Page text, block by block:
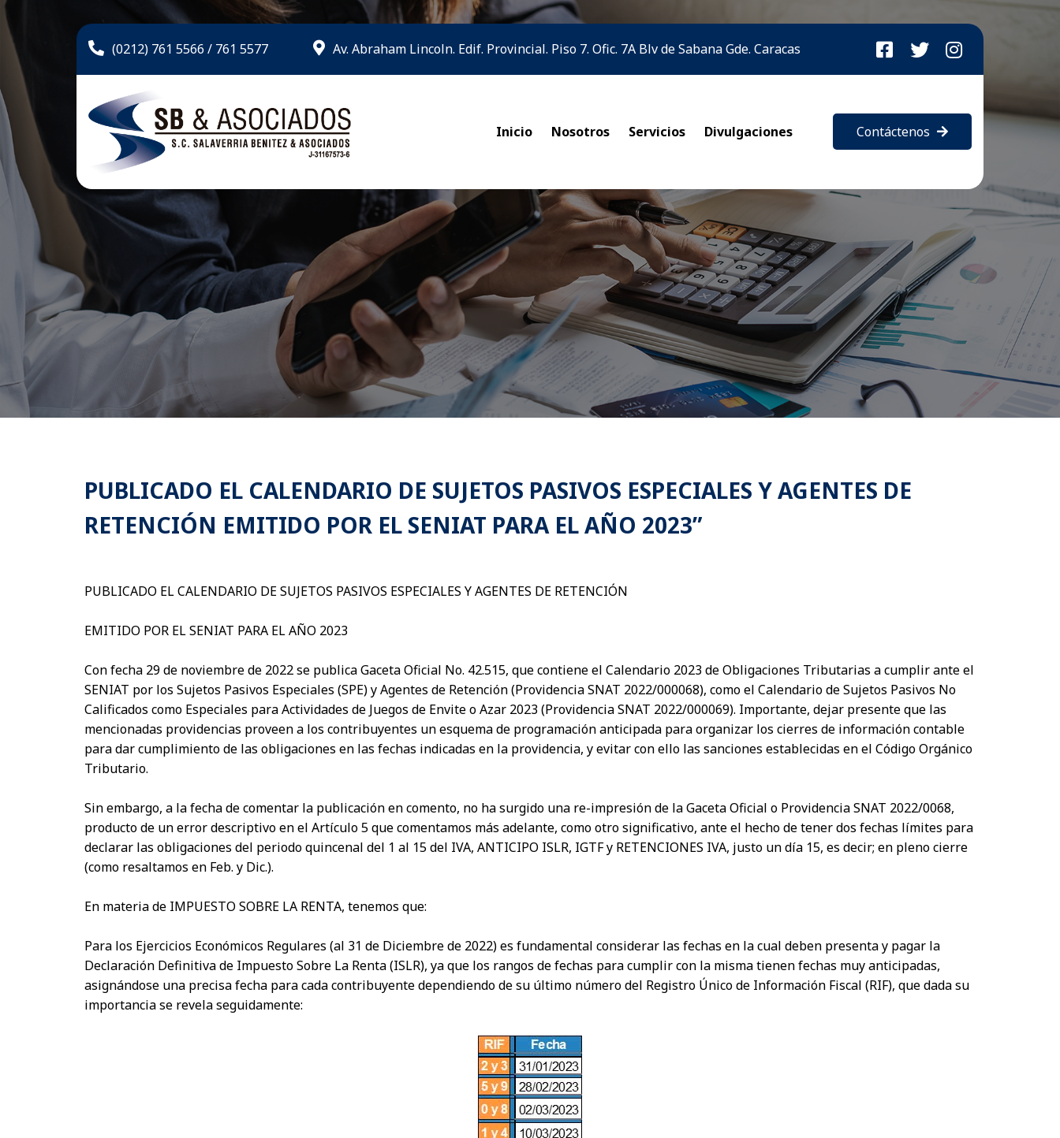
(0212) 761 5566 / 761 5577 Av. Abraham Lincoln. Edif. Provincial. Piso 7. Ofic. 7A Blv de Sabana Gde. Caracas
Inicio Nosotros Servicios Divulgaciones Contáctenos
PUBLICADO EL CALENDARIO DE SUJETOS PASIVOS ESPECIALES Y AGENTES DE
RETENCIÓN EMITIDO POR EL SENIAT PARA EL AÑO 2023”
PUBLICADO EL CALENDARIO DE SUJETOS PASIVOS ESPECIALES Y AGENTES DE RETENCIÓN
EMITIDO POR EL SENIAT PARA EL AÑO 2023
Con fecha 29 de noviembre de 2022 se publica Gaceta Oficial No. 42.515, que contiene el Calendario 2023 de Obligaciones Tributarias a cumplir ante el
SENIAT por los Sujetos Pasivos Especiales (SPE) y Agentes de Retención (Providencia SNAT 2022/000068), como el Calendario de Sujetos Pasivos No
Calificados como Especiales para Actividades de Juegos de Envite o Azar 2023 (Providencia SNAT 2022/000069). Importante, dejar presente que las
mencionadas providencias proveen a los contribuyentes un esquema de programación anticipada para organizar los cierres de información contable
para dar cumplimiento de las obligaciones en las fechas indicadas en la providencia, y evitar con ello las sanciones establecidas en el Código Orgánico
Tributario.
Sin embargo, a la fecha de comentar la publicación en comento, no ha surgido una re-impresión de la Gaceta Oficial o Providencia SNAT 2022/0068,
producto de un error descriptivo en el Artículo 5 que comentamos más adelante, como otro significativo, ante el hecho de tener dos fechas límites para
declarar las obligaciones del periodo quincenal del 1 al 15 del IVA, ANTICIPO ISLR, IGTF y RETENCIONES IVA, justo un día 15, es decir; en pleno cierre
(como resaltamos en Feb. y Dic.).
En materia de IMPUESTO SOBRE LA RENTA, tenemos que:
Para los Ejercicios Económicos Regulares (al 31 de Diciembre de 2022) es fundamental considerar las fechas en la cual deben presenta y pagar la
Declaración Definitiva de Impuesto Sobre La Renta (ISLR), ya que los rangos de fechas para cumplir con la misma tienen fechas muy anticipadas,
asignándose una precisa fecha para cada contribuyente dependiendo de su último número del Registro Único de Información Fiscal (RIF), que dada su
importancia se revela seguidamente: